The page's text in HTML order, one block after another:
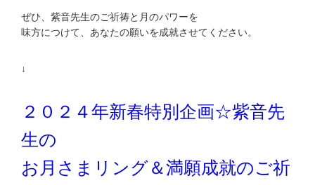
ぜひ、紫音先生のご祈祷と月のパワーを
味方につけて、あなたの願いを成就させてください。
↓
２０２４年新春特別企画☆紫音先
生の
お月さまリング＆満願成就のご祈